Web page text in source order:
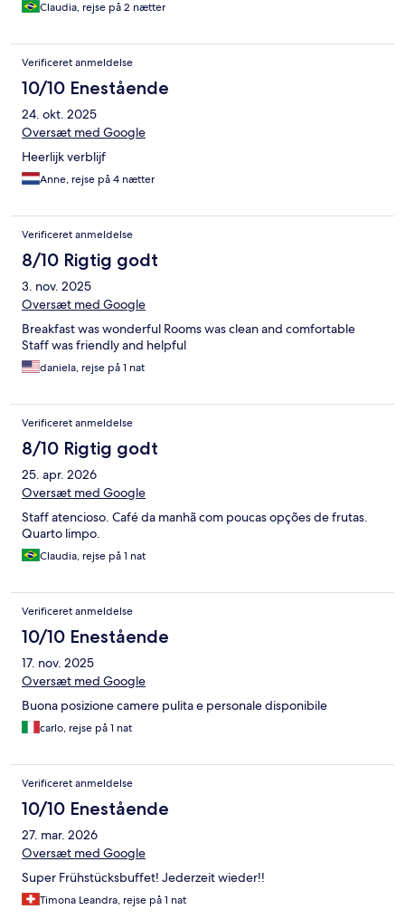
Claudia, rejse på 2 nætter
Verificeret anmeldelse
10/10 Enestående
24. okt. 2025
Oversæt med Google
Heerlijk verblijf
Anne, rejse på 4 nætter
Verificeret anmeldelse
8/10 Rigtig godt
3. nov. 2025
Oversæt med Google
Breakfast was wonderful Rooms was clean and comfortable
Staff was friendly and helpful
daniela, rejse på 1 nat
Verificeret anmeldelse
8/10 Rigtig godt
25. apr. 2026
Oversæt med Google
Staff atencioso. Café da manhã com poucas opções de frutas.
Quarto limpo.
Claudia, rejse på 1 nat
Verificeret anmeldelse
10/10 Enestående
17. nov. 2025
Oversæt med Google
Buona posizione camere pulita e personale disponibile
carlo, rejse på 1 nat
Verificeret anmeldelse
10/10 Enestående
27. mar. 2026
Oversæt med Google
Super Frühstücksbuffet! Jederzeit wieder!!
Timona Leandra, rejse på 1 nat